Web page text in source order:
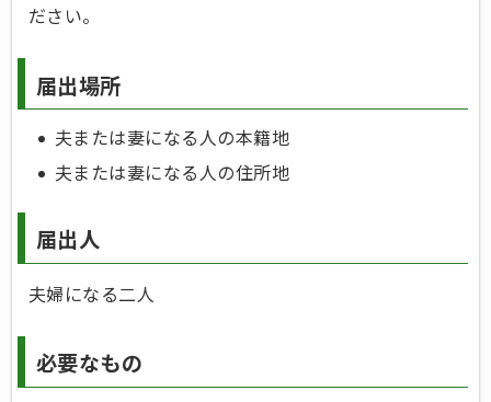
ださい。
届出場所
夫または妻になる人の本籍地
夫または妻になる人の住所地
届出人
夫婦になる二人
必要なもの